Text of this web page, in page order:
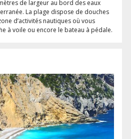
de largeur au bord des eaux
La plage dispose de douches
d’activités nautiques où vous
à voile ou encore le bateau à pédale.